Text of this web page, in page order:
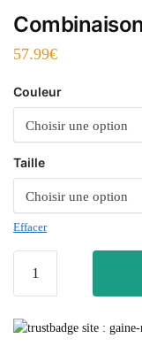
57.99€
Couleur
Taille
Effacer